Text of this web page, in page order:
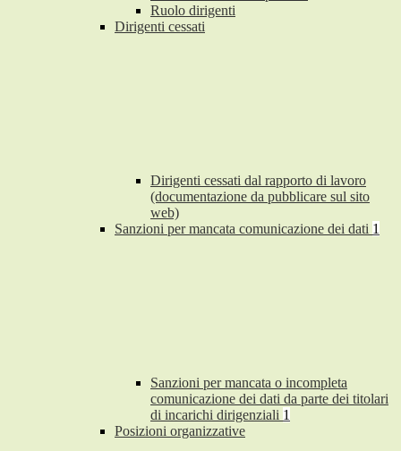
Ruolo dirigenti
Dirigenti cessati
Dirigenti cessati dal rapporto di lavoro
(documentazione da pubblicare sul sito
web)
Sanzioni per mancata comunicazione dei dati 1
Sanzioni per mancata o incompleta
comunicazione dei dati da parte dei titolari
di incarichi dirigenziali 1
Posizioni organizzative